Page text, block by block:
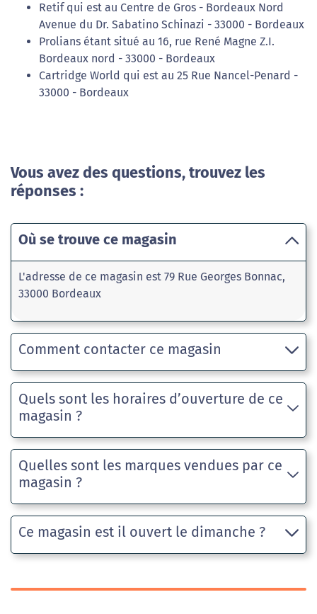
Retif qui est au Centre de Gros - Bordeaux Nord
Avenue du Dr. Sabatino Schinazi - 33000 - Bordeaux
Prolians étant situé au 16, rue René Magne Z.I.
Bordeaux nord - 33000 - Bordeaux
Cartridge World qui est au 25 Rue Nancel-Penard -
33000 - Bordeaux
Vous avez des questions, trouvez les
réponses :
Où se trouve ce magasin
L'adresse de ce magasin est 79 Rue Georges Bonnac,
33000 Bordeaux
Comment contacter ce magasin
Quels sont les horaires d’ouverture de ce
magasin ?
Quelles sont les marques vendues par ce
magasin ?
Ce magasin est il ouvert le dimanche ?